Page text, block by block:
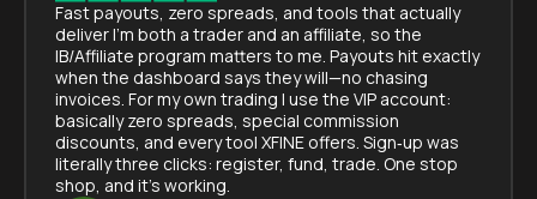
Fast payouts, zero spreads, and tools that actually
deliver I’m both a trader and an affiliate, so the
IB/Affiliate program matters to me. Payouts hit exactly
when the dashboard says they will—no chasing
invoices. For my own trading I use the VIP account:
basically zero spreads, special commission
discounts, and every tool XFINE offers. Sign‑up was
literally three clicks: register, fund, trade. One stop
shop, and it’s working.